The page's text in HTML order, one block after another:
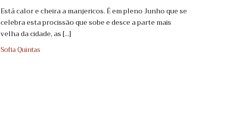
Está calor e cheira a manjericos. É em pleno Junho que se
celebra esta procissão que sobe e desce a parte mais
velha da cidade, as [...]
Sofia Quintas